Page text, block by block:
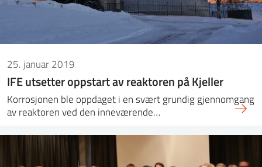
25. januar 2019
IFE utsetter oppstart av reaktoren på Kjeller
Korrosjonen ble oppdaget i en svært grundig gjennomgang
av reaktoren ved den inneværende…